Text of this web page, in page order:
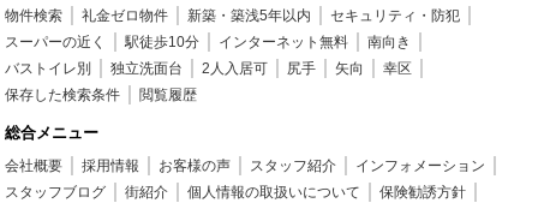
物件検索 礼金ゼロ物件 新築・築浅5年以内
セキュリティ・防犯
スーパーの近く
駅徒歩10分 インターネット無料
南向き
バストイレ別
独立洗面台 2人入居可 尻手 矢向
幸区
保存した検索条件
閲覧履歴
総合メニュー
会社概要 採用情報 お客様の声 スタッフ紹介
インフォメーション
スタッフブログ
街紹介 個人情報の取扱いについて
保険勧誘方針